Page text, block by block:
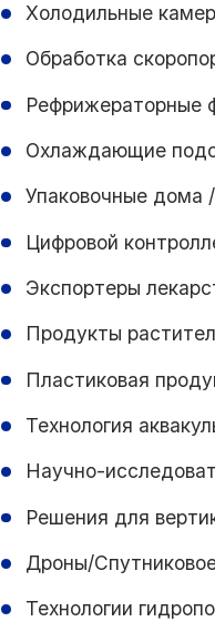
Холодильные
Обработка
Рефрижераторные
Охлаждающие
Упаковочные дома
Цифровой
Экспортеры
Продукты
Пластиковая
Технология
Научно-
Решения для
Дроны/
Технологии